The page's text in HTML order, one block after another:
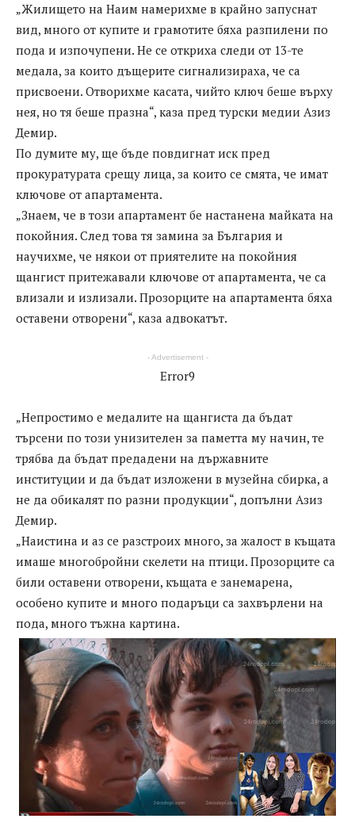
„Жилището на Наим намерихме в крайно запуснат
вид, много от купите и грамотите бяха разпилени по
пода и изпочупени. Не се откриха следи от 13-те
медала, за които дъщерите сигнализираха, че са
присвоени. Отворихме касата, чийто ключ беше върху
нея, но тя беше празна“, каза пред турски медии Азиз
Демир.
По думите му, ще бъде повдигнат иск пред
прокуратурата срещу лица, за които се смята, че имат
ключове от апартамента.
„Знаем, че в този апартамент бе настанена майката на
покойния. След това тя замина за България и
научихме, че някои от приятелите на покойния
щангист притежавали ключове от апартамента, че са
влизали и излизали. Прозорците на апартамента бяха
оставени отворени“, каза адвокатът.
- Advertisement -
Error9
„Непростимо е медалите на щангиста да бъдат
търсени по този унизителен за паметта му начин, те
трябва да бъдат предадени на държавните
институции и да бъдат изложени в музейна сбирка, а
не да обикалят по разни продукции“, допълни Азиз
Демир.
„Наистина и аз се разстроих много, за жалост в къщата
имаше многобройни скелети на птици. Прозорците са
били оставени отворени, къщата е занемарена,
особено купите и много подаръци са захвърлени на
пода, много тъжна картина.